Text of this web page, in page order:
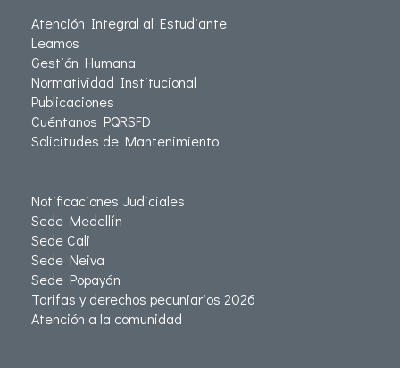
Atención Integral al Estudiante
Leamos
Gestión Humana
Normatividad Institucional
Publicaciones
Cuéntanos PQRSFD
Solicitudes de Mantenimiento
Notificaciones Judiciales
Sede Medellín
Sede Cali
Sede Neiva
Sede Popayán
Tarifas y derechos pecuniarios 2026
Atención a la comunidad